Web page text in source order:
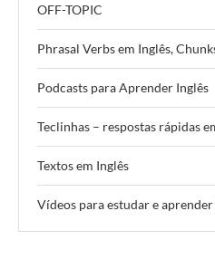
OFF-TOPIC
Phrasal Verbs em Inglês,
Podcasts para Aprender Inglês
Teclinhas – respostas rápidas
Textos em Inglês
Vídeos para estudar e